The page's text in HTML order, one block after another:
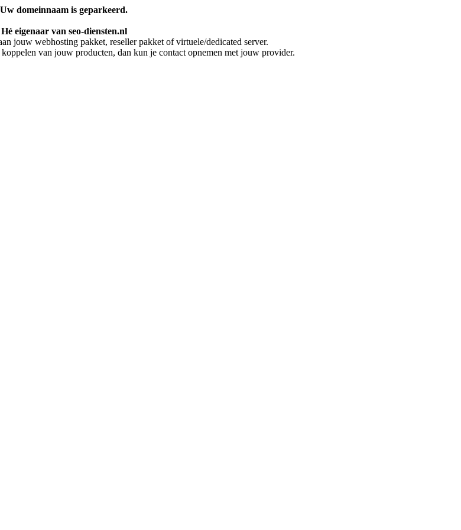
Uw domeinnaam is geparkeerd.
Hé eigenaar van seo-diensten.nl
jouw webhosting pakket, reseller pakket of virtuele/dedicated server.
van jouw producten, dan kun je contact opnemen met jouw provider.